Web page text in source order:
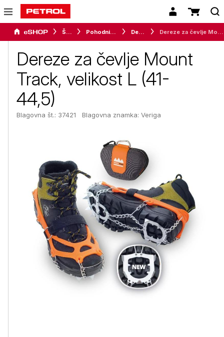
Šport Pohodništvo Dereze
Dereze za čevlje Mount
Track, velikost L (41-
44,5)
Blagovna št.: 37421 Blagovna znamka: Veriga